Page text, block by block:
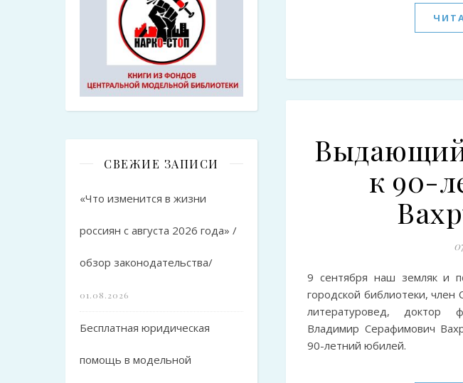
СВЕЖИЕ ЗАПИСИ
«Что изменится в жизни
россиян с августа 2026 года» /
обзор законодательства/
01.08.2026
Бесплатная юридическая
помощь в модельной
к 90-
9 сентября наш земляк и
городской библиотеки, член
литературовед, доктор
Владимир Серафимович
90-летний юбилей.